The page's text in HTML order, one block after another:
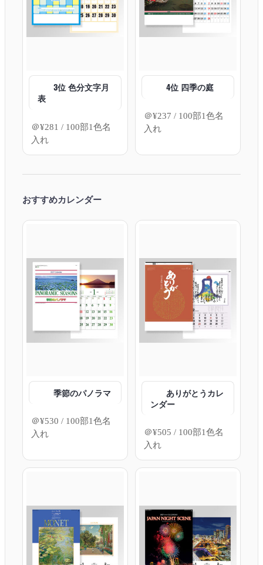
3位 色分文字月
表
＠¥281 / 100部1色名
入れ
4位 四季の庭
＠¥237 / 100部1色名
入れ
おすすめカレンダー
季節のパノラマ
＠¥530 / 100部1色名
入れ
ありがとうカレ
ンダー
＠¥505 / 100部1色名
入れ